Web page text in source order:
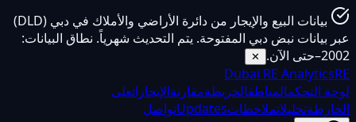
بيانات البيع والإيجار من دائرة الأراضي والأملاك في دبي (DLD)
عبر بيانات نبض دبي المفتوحة. يتم التحديث شهرياً. نطاق البيانات:
2002–حتى الآن.
✕
Dubai RE AnalyticsRE
لوحة التحكمالمناطقالخريطةمقارنةالإيجاراتعلى
الخارطةتحليلاتملاحظاتUpdatesتواصل